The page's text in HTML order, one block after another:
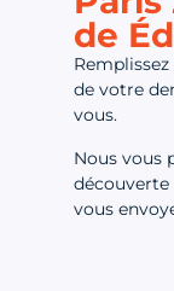
de
de votre
vous.
Nous vous
découverte
vous